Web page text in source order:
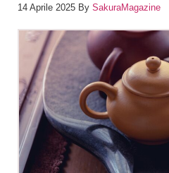
14 Aprile 2025 By SakuraMagazine